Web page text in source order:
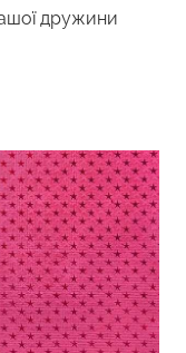
дружини